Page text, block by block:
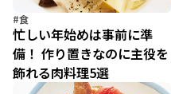
#食
忙しい年始めは事前に準
備！ 作り置きなのに主役を
飾れる肉料理5選